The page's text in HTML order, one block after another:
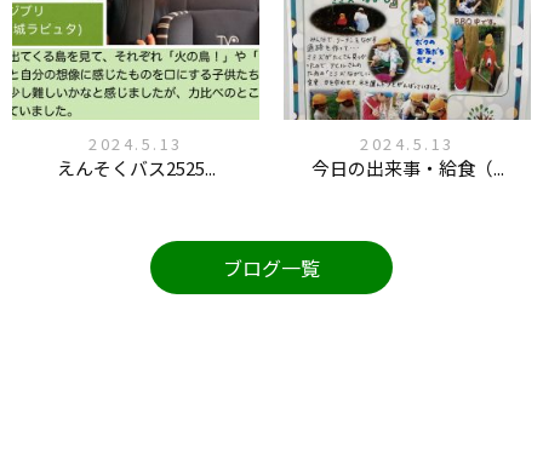
2024.5.13
えんそくバス2525...
2024.5.13
今日の出来事・給食（...
ブログ一覧